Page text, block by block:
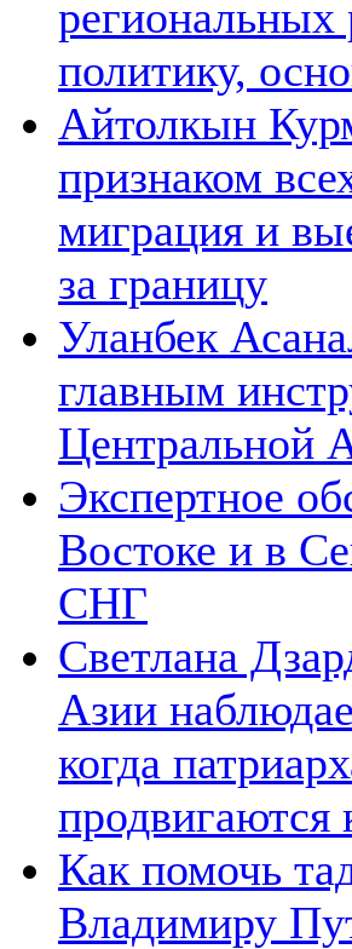
политику,
Айтолкын
признаком
миграция и
за границу
Уланбек
главным
Центральной
Экспертное
Востоке и в
СНГ
Светлана
Азии
когда
продвигаются
Как помочь
Владимиру